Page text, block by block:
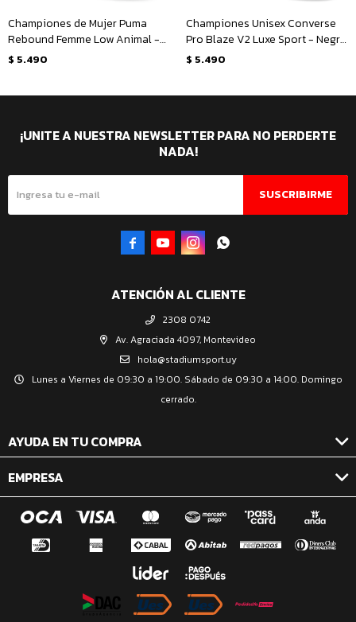
Championes de Mujer Puma
Rebound Femme Low Animal -
Blanco - Beige Tostado -
$ 5.490
Championes Unisex Converse
Pro Blaze V2 Luxe Sport - Negro
- Dorado - Gris
$ 5.490
ATENCIÓN AL CLIENTE
2308 0742
Av. Agraciada 4097, Montevideo
hola@stadiumsport.uy
Lunes a Viernes de 09:30 a 19:00. Sábado de 09:30 a 14:00. Domingo
cerrado.
AYUDA EN TU COMPRA
EMPRESA
¡UNITE A NUESTRA NEWSLETTER PARA NO PERDERTE
NADA!
SUSCRIBIRME
   